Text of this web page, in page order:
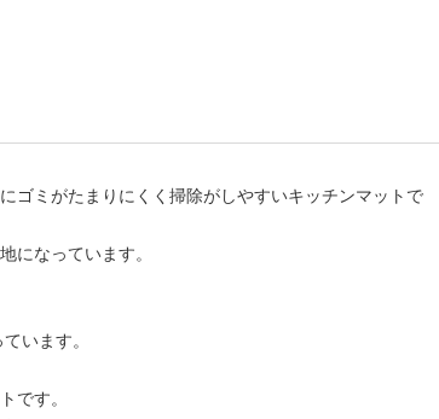
ゴミがたまりにくく掃除がしやすいキッチンマットで
になっています。
います。
です。